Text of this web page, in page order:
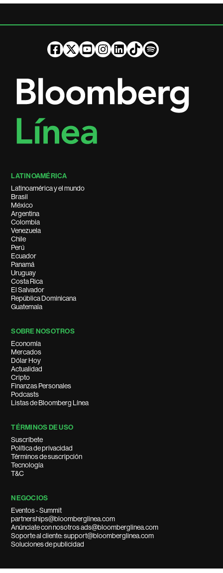
LATINOAMÉRICA
Latinoamérica y el mundo
Brasil
México
Argentina
Colombia
Venezuela
Chile
Perú
Ecuador
Panamá
Uruguay
Costa Rica
El Salvador
República Dominicana
Guatemala
SOBRE NOSOTROS
Economía
Mercados
Dólar Hoy
Actualidad
Cripto
Finanzas Personales
Podcasts
Listas de Bloomberg Línea
TÉRMINOS DE USO
Suscríbete
Política de privacidad
Términos de suscripción
Tecnología
T&C
NEGOCIOS
Eventos - Summit
partnerships@bloomberglinea.com
Anúnciate con nosotros ads@bloomberglinea.com
Soporte al cliente: support@bloomberglinea.com
Soluciones de publicidad